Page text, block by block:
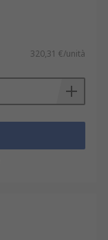
320,31 €/unità